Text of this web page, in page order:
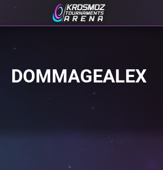
DOMMAGEALEX